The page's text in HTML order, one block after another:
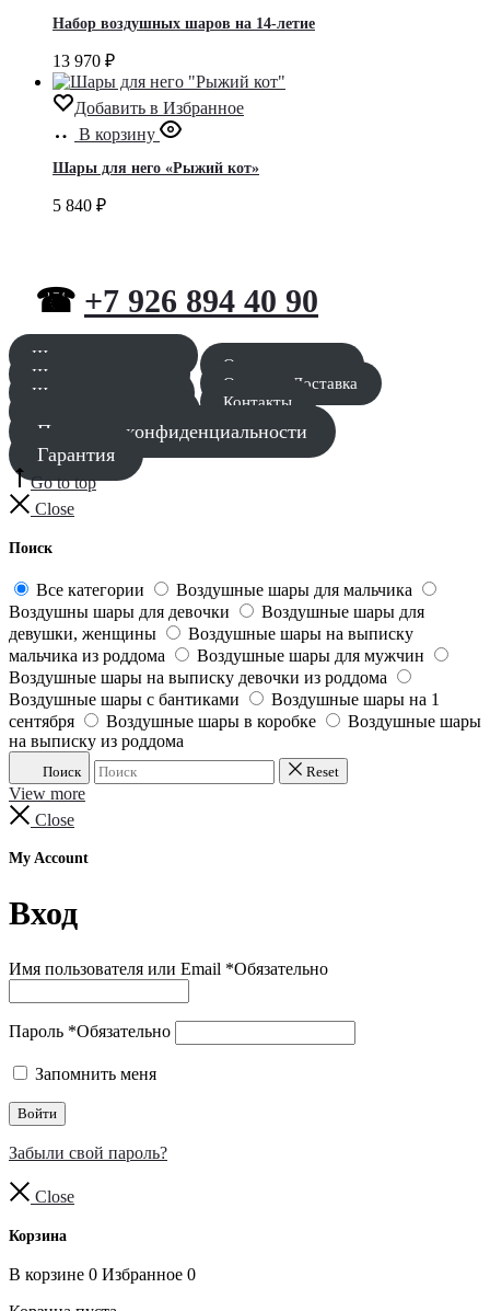
Набор воздушных шаров на 14-летие
13 970 ₽
Добавить в Избранное
В корзину
Шары для него «Рыжий кот»
5 840 ₽
☎ +7 926 894 40 90
Шары для мальчика
Шары для девочки
Шары для девушки
Оставить заявку
Оплата и Доставка
Контакты
Политика конфиденциальности
Гарантия
Go to top
Close
Поиск
Все категории
Воздушные шары для мальчика
Воздушны шары для девочки
Воздушные шары для
девушки, женщины
Воздушные шары на выписку
мальчика из роддома
Воздушные шары для мужчин
Воздушные шары на выписку девочки из роддома
Воздушные шары с бантиками
Воздушные шары на 1
сентября
Воздушные шары в коробке
Воздушные шары
на выписку из роддома
Поиск Reset
View more
Close
My Account
Вход
Имя пользователя или Email *Обязательно
Пароль *Обязательно
Запомнить меня
Войти
Забыли свой пароль?
Close
Корзина
В корзине 0 Избранное 0